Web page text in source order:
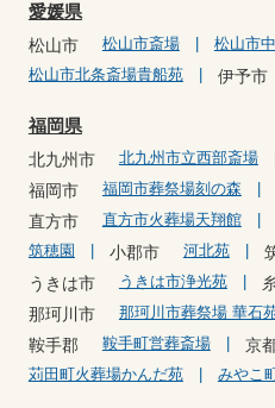
愛媛県
松山市 松山市斎場
松山市
松山市北条斎場貴船苑
伊予市
福岡県
北九州市 北九州市立西部斎場
福岡市 福岡市葬祭場刻の森
直方市 直方市火葬場天翔館
筑穂園
小郡市 河北苑
うきは市 うきは市浄光苑
那珂川市 那珂川市葬祭場 華石
鞍手郡 鞍手町営葬斎場 京
苅田町火葬場かんだ苑 みやこ